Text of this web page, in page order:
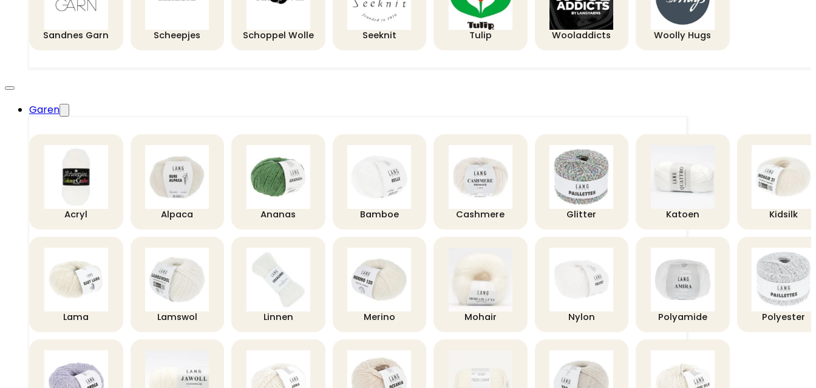
Sandnes Garn Scheepjes Schoppel Wolle Seeknit Tulip Wooladdicts Woolly Hugs
Garen
Acryl Alpaca Ananas Bamboe Cashmere Glitter Katoen Kidsilk
Lama Lamswol Linnen Merino Mohair Nylon Polyamide Polyester